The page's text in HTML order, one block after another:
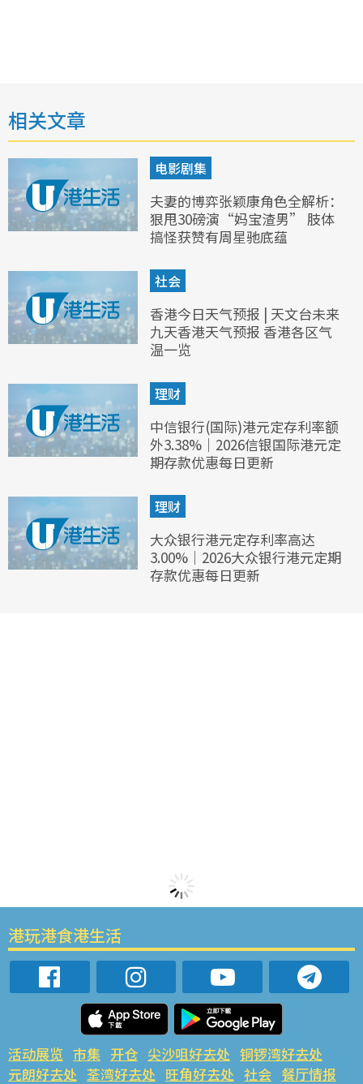
相关文章
电影剧集
夫妻的博弈张颖康角色全解析：
狠甩30磅演“妈宝渣男” 肢体
搞怪获赞有周星驰底蕴
社会
香港今日天气预报 | 天文台未来
九天香港天气预报 香港各区气
温一览
理财
中信银行(国际)港元定存利率额
外3.38%｜2026信银国际港元定
期存款优惠每日更新
理财
大众银行港元定存利率高达
3.00%｜2026大众银行港元定期
存款优惠每日更新
港玩港食港生活
活动展览 市集 开仓 尖沙咀好去处 铜锣湾好去处
元朗好去处 荃湾好去处 旺角好去处 社会 餐厅情报